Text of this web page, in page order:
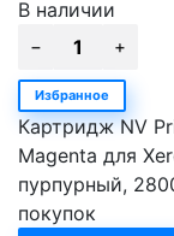
В наличии
Избранное
Картридж NV
Magenta для
пурпурный,
покупок